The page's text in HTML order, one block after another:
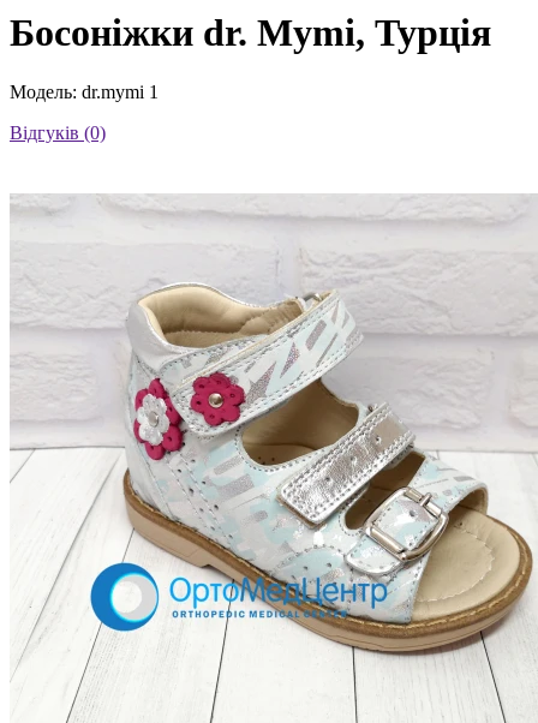
Босоніжки dr. Mymi, Турція
Модель: dr.mymi 1
Відгуків (0)